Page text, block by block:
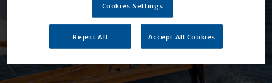
Cookies Settings
Reject All Accept All Cookies